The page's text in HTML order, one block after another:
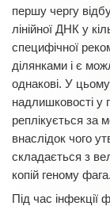
першу чергу
лінійної ДНК у
специфічної
ділянками і є
однакові. У цьому
надлишковості у
реплікується за
внаслідок чого
складається з
копій геному фага.
Під час інфекції